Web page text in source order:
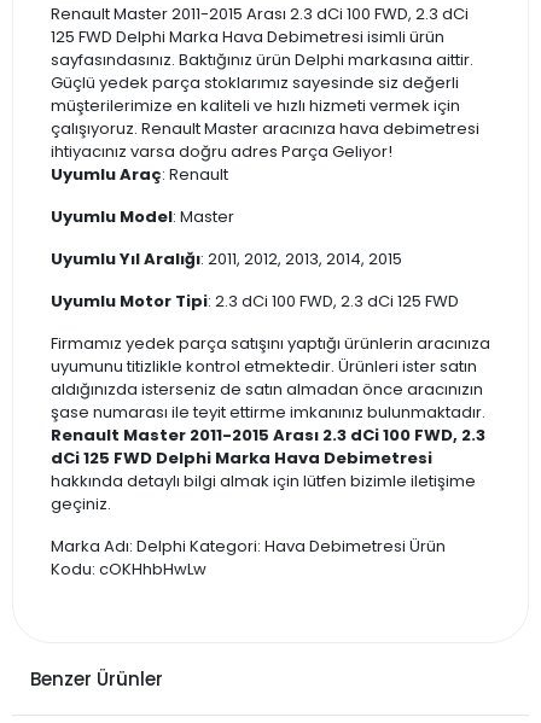
Renault Master 2011-2015 Arası 2.3 dCi 100 FWD, 2.3 dCi
125 FWD Delphi Marka Hava Debimetresi isimli ürün
sayfasındasınız. Baktığınız ürün Delphi markasına aittir.
Güçlü yedek parça stoklarımız sayesinde siz değerli
müşterilerimize en kaliteli ve hızlı hizmeti vermek için
çalışıyoruz. Renault Master aracınıza hava debimetresi
ihtiyacınız varsa doğru adres Parça Geliyor!
Uyumlu Araç: Renault
Uyumlu Model: Master
Uyumlu Yıl Aralığı: 2011, 2012, 2013, 2014, 2015
Uyumlu Motor Tipi: 2.3 dCi 100 FWD, 2.3 dCi 125 FWD
Firmamız yedek parça satışını yaptığı ürünlerin aracınıza
uyumunu titizlikle kontrol etmektedir. Ürünleri ister satın
aldığınızda isterseniz de satın almadan önce aracınızın
şase numarası ile teyit ettirme imkanınız bulunmaktadır.
Renault Master 2011-2015 Arası 2.3 dCi 100 FWD, 2.3
dCi 125 FWD Delphi Marka Hava Debimetresi
hakkında detaylı bilgi almak için lütfen bizimle iletişime
geçiniz.
Marka Adı: Delphi Kategori: Hava Debimetresi Ürün
Kodu: cOKHhbHwLw
Benzer Ürünler